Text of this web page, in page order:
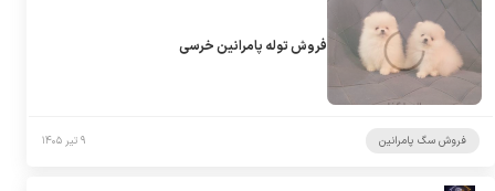
فروش توله پامرانین خرسی
فروش سگ پامرانین ۹ تیر ۱۴۰۵